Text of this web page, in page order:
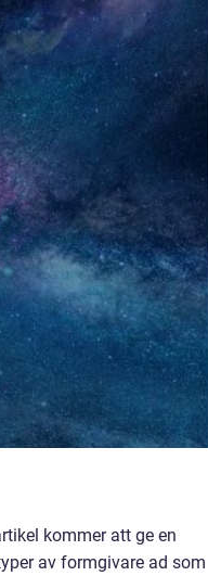
kommer att ge en
av formgivare ad som